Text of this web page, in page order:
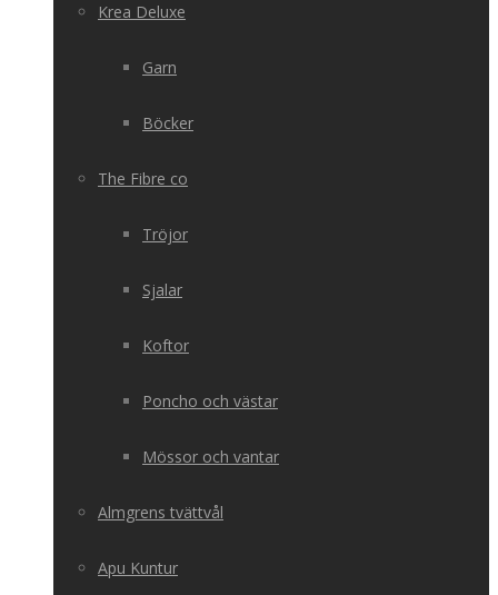
Krea Deluxe
Garn
Böcker
The Fibre co
Tröjor
Sjalar
Koftor
Poncho och västar
Mössor och vantar
Almgrens tvättvål
Apu Kuntur